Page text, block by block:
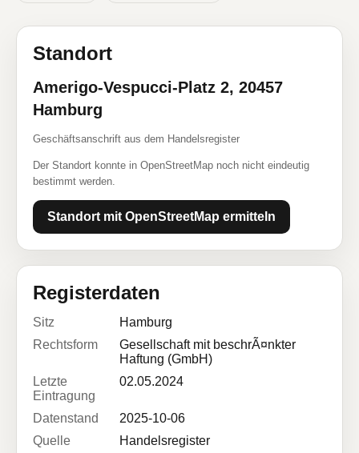
Standort
Amerigo-Vespucci-Platz 2, 20457
Hamburg
Geschäftsanschrift aus dem Handelsregister
Der Standort konnte in OpenStreetMap noch nicht eindeutig
bestimmt werden.
Standort mit OpenStreetMap ermitteln
Registerdaten
Sitz
Hamburg
Rechtsform
Gesellschaft mit beschrÃ¤nkter
Haftung (GmbH)
Letzte
Eintragung
02.05.2024
Datenstand
2025-10-06
Quelle
Handelsregister